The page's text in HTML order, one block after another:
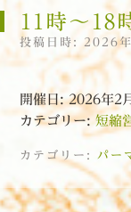
11時〜18
投稿日時: 2026
開催日: 2026年2
カテゴリー: 短縮
カテゴリー: パー